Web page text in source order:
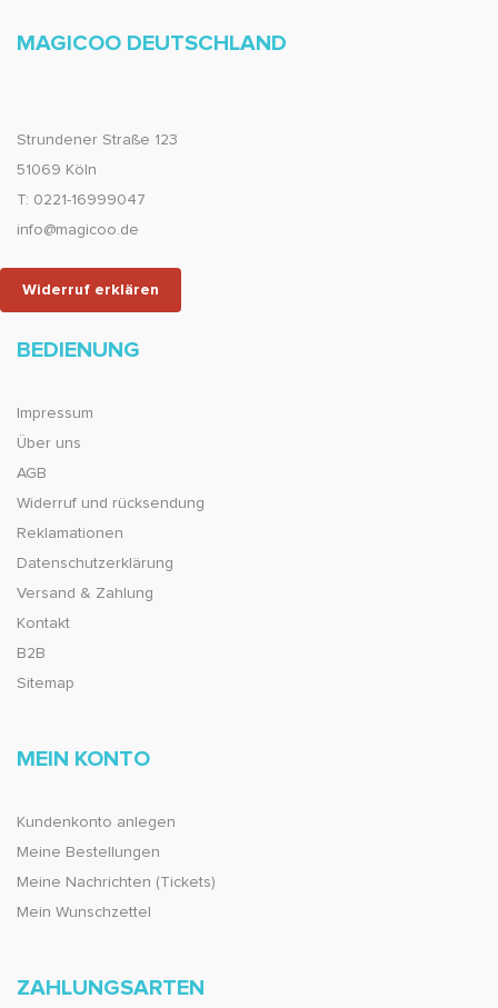
MAGICOO DEUTSCHLAND
Strundener Straße 123
51069 Köln
T: 0221-16999047
info@magicoo.de
Widerruf erklären
BEDIENUNG
Impressum
Über uns
AGB
Widerruf und rücksendung
Reklamationen
Datenschutzerklärung
Versand & Zahlung
Kontakt
B2B
Sitemap
MEIN KONTO
Kundenkonto anlegen
Meine Bestellungen
Meine Nachrichten (Tickets)
Mein Wunschzettel
ZAHLUNGSARTEN